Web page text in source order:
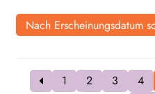
Nach Erscheinungsdatum
1 2 3 4